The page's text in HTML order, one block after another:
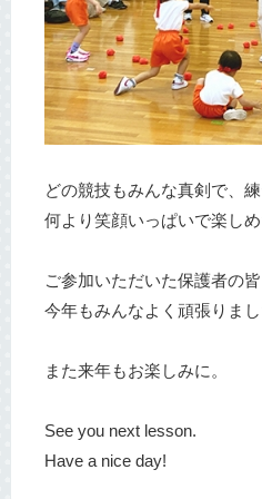
どの競技もみんな真剣で、
何より笑顔いっぱいで楽し
ご参加いただいた保護者の
今年もみんなよく頑張りま
また来年もお楽しみに。
See you next lesson.
Have a nice day!